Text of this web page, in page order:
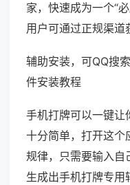
家，快速成为一个“
用户可通过正规渠道
辅助安装，可QQ搜
件安装教程
手机打牌可以一键让
十分简单，打开这个
规律，只需要输入自
生成出手机打牌专用